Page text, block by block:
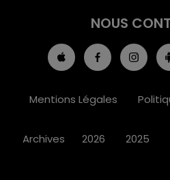
NOUS
Mentions Légales
Archives 2026 2025